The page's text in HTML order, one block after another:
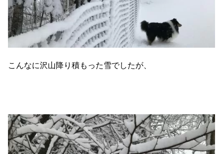
こんなに沢山降り積もった雪でしたが、